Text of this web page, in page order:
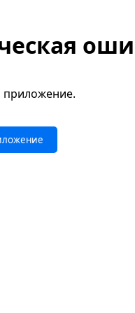
приложение.